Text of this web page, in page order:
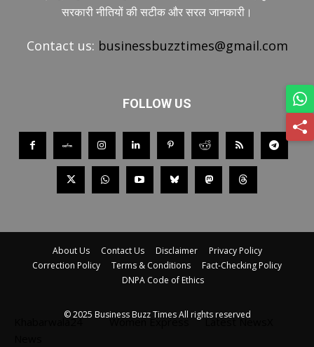
सरकारी नीतियों की सटीक और सरल जानकारी।
Contact us: businessbuzztimes@gmail.com
FOLLOW US
About Us Contact Us Disclaimer
Privacy Policy
Correction Policy
Terms & Conditions
Fact-Checking Policy
DNPA Code of Ethics
© 2025 Business Buzz Times All rights reserved
Khabarwala24
Women Express Latest NewsX